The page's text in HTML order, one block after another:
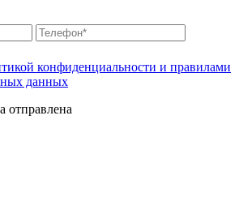
конфиденциальности и правилами
данных
отправлена